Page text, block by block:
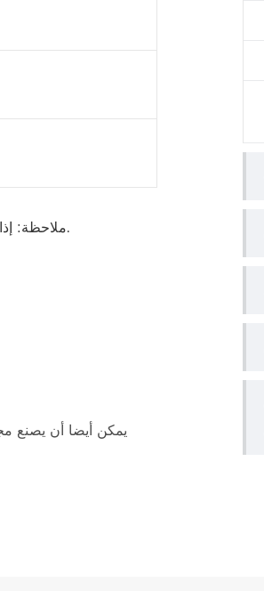
ملاحظة: إذا كان العميل لديه متطلبات خاصة لمؤشرات الأداء ، يجب على الأطراف اتخاذ القرار من خلال التفاوض.